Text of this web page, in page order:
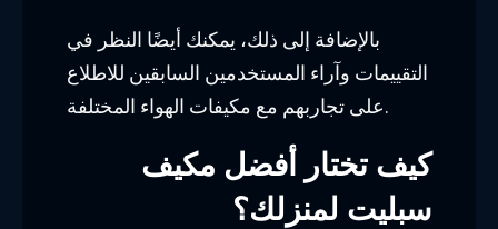
بالإضافة إلى ذلك، يمكنك أيضًا النظر في
التقييمات وآراء المستخدمين السابقين للاطلاع
على تجاربهم مع مكيفات الهواء المختلفة.
كيف تختار أفضل مكيف
سبليت لمنزلك؟